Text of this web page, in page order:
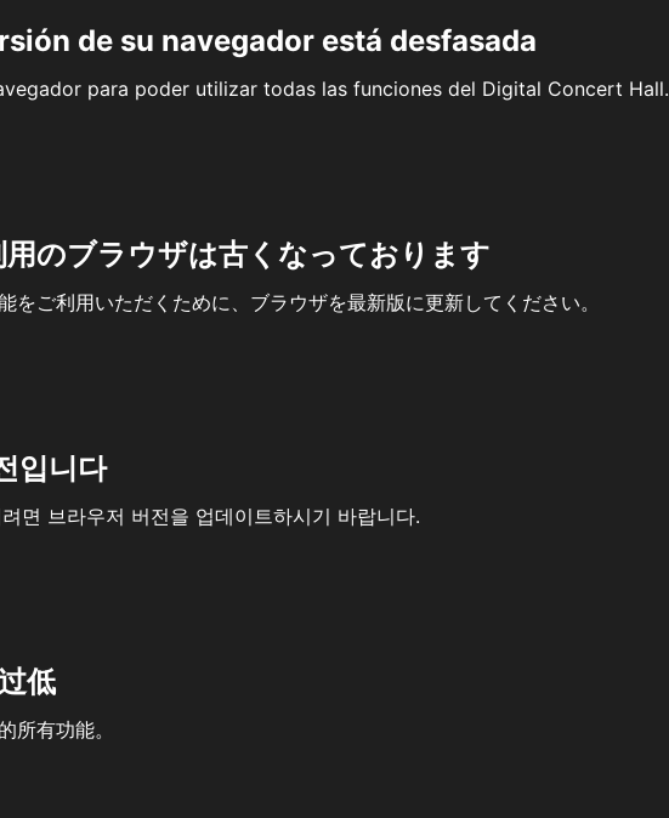
de su navegador está desfasada
para poder utilizar todas las funciones del Digital Concert Hall.
のブラウザは古くなっております
をご利用いただくために、ブラウザを最新版に更新してください。
입니다
면 브라우저 버전을 업데이트하시기 바랍니다.
低
所有功能。